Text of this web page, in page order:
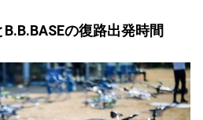
の復路出発時間